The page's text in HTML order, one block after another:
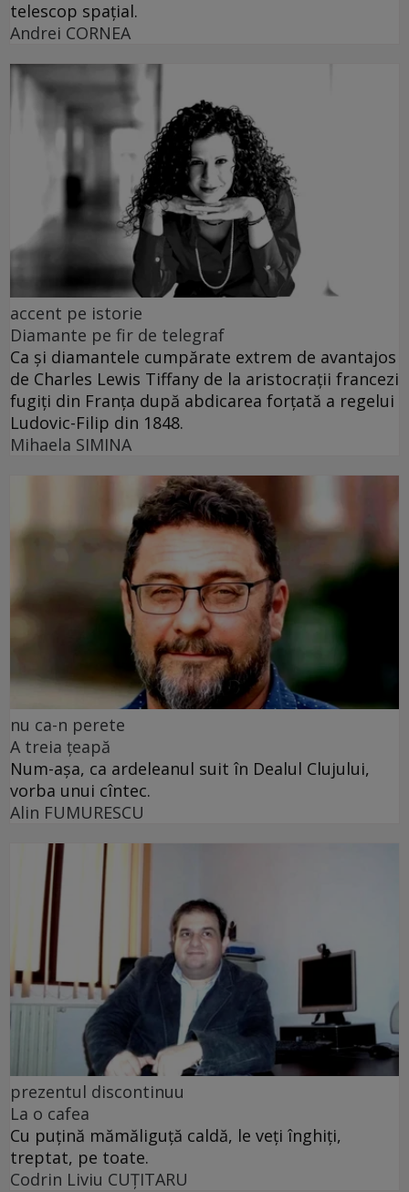
telescop spațial.
Andrei CORNEA
accent pe istorie
Diamante pe fir de telegraf
Ca și diamantele cumpărate extrem de avantajos
de Charles Lewis Tiffany de la aristocrații francezi
fugiți din Franța după abdicarea forțată a regelui
Ludovic-Filip din 1848.
Mihaela SIMINA
nu ca-n perete
A treia țeapă
Num-așa, ca ardeleanul suit în Dealul Clujului,
vorba unui cîntec.
Alin FUMURESCU
prezentul discontinuu
La o cafea
Cu puţină mămăliguţă caldă, le veţi înghiţi,
treptat, pe toate.
Codrin Liviu CUŢITARU